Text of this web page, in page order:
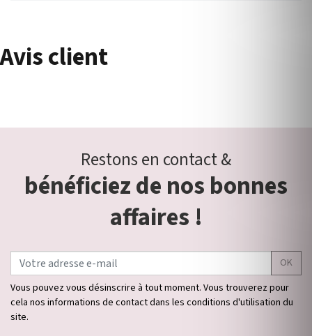
Avis client
Restons en contact &
bénéficiez de nos bonnes
affaires !
OK
Vous pouvez vous désinscrire à tout moment. Vous trouverez pour
cela nos informations de contact dans les conditions d'utilisation du
site.